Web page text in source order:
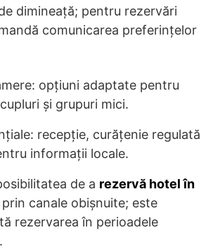
dimineață; pentru rezervări
comunicarea preferințelor
opțiuni adaptate pentru
și grupuri mici.
recepție, curățenie regulată
informații locale.
de a rezervă hotel în
prin canale obișnuite; este
rezervarea în perioadele